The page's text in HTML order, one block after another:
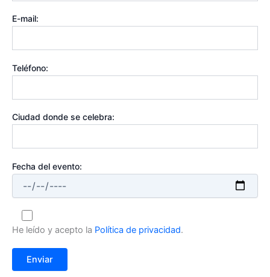
E-mail:
Teléfono:
Ciudad donde se celebra:
Fecha del evento:
He leído y acepto la Política de privacidad.